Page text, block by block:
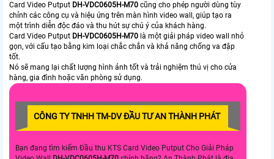
Card Video Putput DH-VDC0605H-M70 cũng cho phép người dùng tùy
chỉnh các công cụ và hiệu ứng trên màn hình video wall, giúp tạo ra
một trình diễn độc đáo và thu hút sự chú ý của khách hàng.
Card Video Putput DH-VDC0605H-M70 là một giải pháp video wall nhỏ
gọn, với cấu tạo bằng kim loại chắc chắn và khả năng chống va đập
tốt.
Nó sẽ mang lại chất lượng hình ảnh tốt và trải nghiệm thú vị cho cửa
hàng, gia đình hoặc văn phòng sử dụng.
CÔNG TY TNHH TM-DV ĐẦU TƯ AN THÀNH PHÁT
Bạn đang tìm kiếm Đầu thu KTS Card Video Putput Cho Giải Pháp